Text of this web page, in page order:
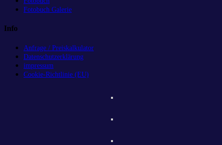
Fotobuch Galerie
Info
Anfrage / Preiskalkulator
Datenschutzerklärung
impressum
Cookie-Richtlinie (EU)